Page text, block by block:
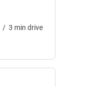
/ 3 min drive